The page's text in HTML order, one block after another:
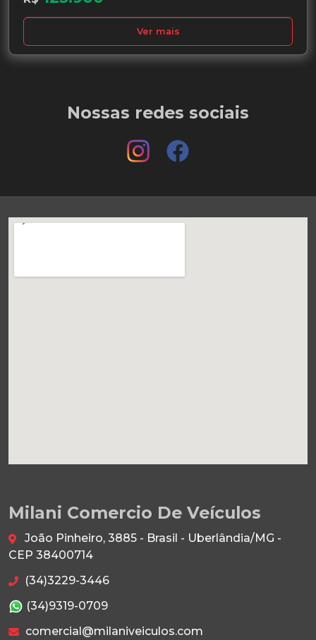
Ver mais
Nossas redes sociais
Milani Comercio De Veículos
João Pinheiro, 3885 - Brasil - Uberlândia/MG -
CEP 38400714
(34)3229-3446
(34)9319-0709
comercial@milaniveiculos.com